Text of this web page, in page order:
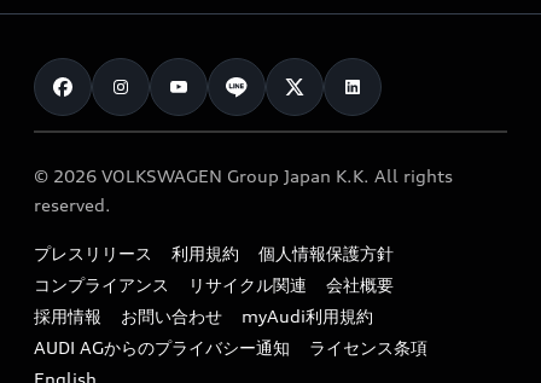
カタログ一覧
メンテナンス
車検 / 定期点検
e-tronアフターサポート
myAudi
クオリティ
保証
メンテナンス
ファイナンス
キャンペーン / イベント
買取査定
お知らせ
オーナー様向けキャンペーン
特定整備適用車一覧
リサイクル法
よくある質問（FAQ）
© 2026 VOLKSWAGEN Group Japan K.K. All rights
reserved.
プレスリリース 利用規約
個人情報保護方針
コンプライアンス
リサイクル関連
会社概要
採用情報
お問い合わせ
myAudi利用規約
AUDI AGからのプライバシー通知
ライセンス条項
English